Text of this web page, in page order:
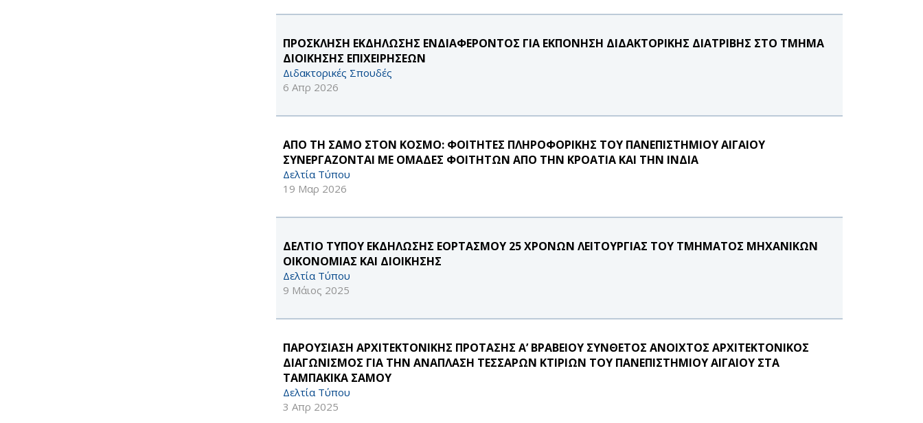
ΠΡΟΣΚΛΗΣΗ ΕΚΔΗΛΩΣΗΣ ΕΝΔΙΑΦΕΡΟΝΤΟΣ ΓΙΑ ΕΚΠΟΝΗΣΗ ΔΙΔΑΚΤΟΡΙΚΗΣ ΔΙΑΤΡΙΒΗΣ ΣΤΟ ΤΜΗΜΑ
ΔΙΟΙΚΗΣΗΣ ΕΠΙΧΕΙΡΗΣΕΩΝ
Διδακτορικές Σπουδές
6 Απρ 2026
ΑΠΟ ΤΗ ΣΑΜΟ ΣΤΟΝ ΚΟΣΜΟ: ΦΟΙΤΗΤΕΣ ΠΛΗΡΟΦΟΡΙΚΗΣ ΤΟΥ ΠΑΝΕΠΙΣΤΗΜΙΟΥ ΑΙΓΑΙΟΥ
ΣΥΝΕΡΓΑΖΟΝΤΑΙ ΜΕ ΟΜΑΔΕΣ ΦΟΙΤΗΤΩΝ ΑΠΟ ΤΗΝ ΚΡΟΑΤΙΑ ΚΑΙ ΤΗΝ ΙΝΔΙΑ
Δελτία Τύπου
19 Μαρ 2026
ΔΕΛΤΙΟ ΤΥΠΟΥ ΕΚΔΗΛΩΣΗΣ ΕΟΡΤΑΣΜΟΥ 25 ΧΡΟΝΩΝ ΛΕΙΤΟΥΡΓΙΑΣ ΤΟΥ ΤΜΗΜΑΤΟΣ ΜΗΧΑΝΙΚΩΝ
ΟΙΚΟΝΟΜΙΑΣ ΚΑΙ ΔΙΟΙΚΗΣΗΣ
Δελτία Τύπου
9 Μάιος 2025
ΠΑΡΟΥΣΙΑΣΗ ΑΡΧΙΤΕΚΤΟΝΙΚΗΣ ΠΡΟΤΑΣΗΣ Α’ ΒΡΑΒΕΙΟΥ ΣΥΝΘΕΤΟΣ ΑΝΟΙΧΤΟΣ ΑΡΧΙΤΕΚΤΟΝΙΚΟΣ
ΔΙΑΓΩΝΙΣΜΟΣ ΓΙΑ ΤΗΝ ΑΝΑΠΛΑΣΗ ΤΕΣΣΑΡΩΝ ΚΤΙΡΙΩΝ ΤΟΥ ΠΑΝΕΠΙΣΤΗΜΙΟΥ ΑΙΓΑΙΟΥ ΣΤΑ
ΤΑΜΠΑΚΙΚΑ ΣΑΜΟΥ
Δελτία Τύπου
3 Απρ 2025